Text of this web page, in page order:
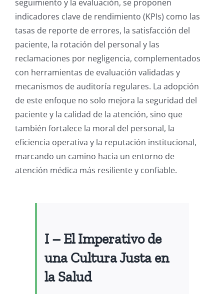
seguimiento y la evaluación, se proponen
indicadores clave de rendimiento (KPIs) como las
tasas de reporte de errores, la satisfacción del
paciente, la rotación del personal y las
reclamaciones por negligencia, complementados
con herramientas de evaluación validadas y
mecanismos de auditoría regulares. La adopción
de este enfoque no solo mejora la seguridad del
paciente y la calidad de la atención, sino que
también fortalece la moral del personal, la
eficiencia operativa y la reputación institucional,
marcando un camino hacia un entorno de
atención médica más resiliente y confiable.
I – El Imperativo de
una Cultura Justa en
la Salud